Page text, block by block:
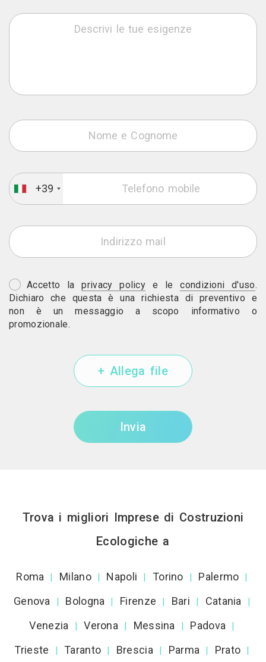
+39
Accetto laprivacy policy e lecondizioni d'uso.
Dichiaro che questa è una richiesta di preventivo e
non è un messaggio a scopo informativo o
promozionale.
+ Allega file
Invia
Trova i migliori Imprese di Costruzioni
Ecologiche a
Roma | Milano | Napoli | Torino | Palermo |
Genova | Bologna | Firenze | Bari | Catania |
Venezia | Verona | Messina | Padova |
Trieste | Taranto | Brescia | Parma | Prato |